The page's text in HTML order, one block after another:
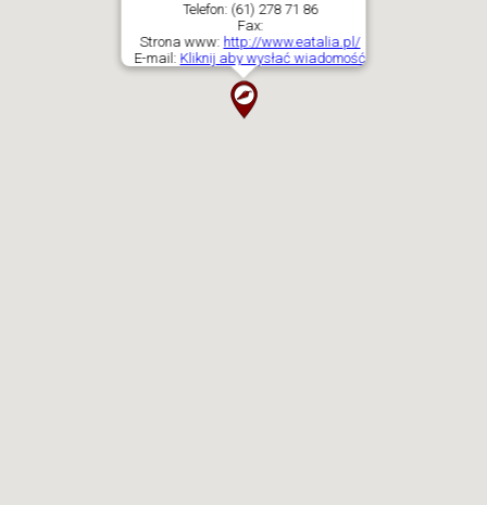
Telefon: (61) 278 71 86
Fax:
Strona www: http://www.eatalia.pl/
E-mail: Kliknij aby wysłać wiadomość